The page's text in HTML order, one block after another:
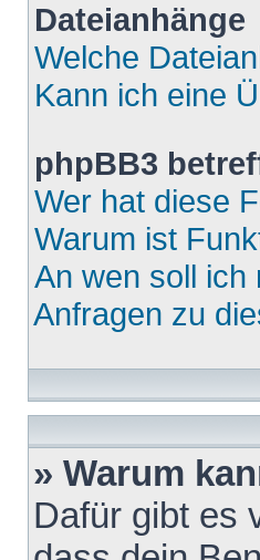
Dateianhänge
Welche
Kann ich eine
phpBB3
Wer hat diese
Warum ist
An wen soll ich
Anfragen zu
» Warum
Dafür gibt es